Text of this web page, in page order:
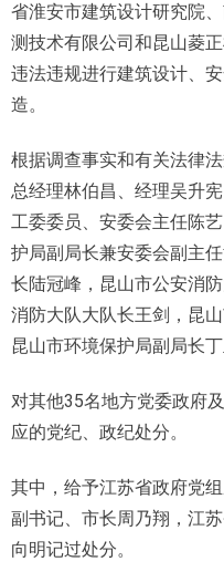
省淮安市建筑设计研究院
测技术有限公司和昆山菱
违法违规进行建筑设计、
造。
根据调查事实和有关法律
总经理林伯昌、经理吴升
工委委员、安委会主任陈
护局副局长兼安委会副主
长陆冠峰，昆山市公安消
消防大队大队长王剑，昆
昆山市环境保护局副局长
对其他35名地方党委政府
应的党纪、政纪处分。
其中，给予江苏省政府党
副书记、市长周乃翔，江
向明记过处分。